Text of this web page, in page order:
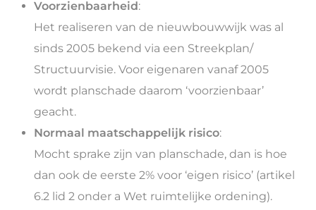
Voorzienbaarheid:
Het realiseren van de nieuwbouwwijk was al
sinds 2005 bekend via een Streekplan/
Structuurvisie. Voor eigenaren vanaf 2005
wordt planschade daarom ‘voorzienbaar’
geacht.
Normaal maatschappelijk risico:
Mocht sprake zijn van planschade, dan is hoe
dan ook de eerste 2% voor ‘eigen risico’ (artikel
6.2 lid 2 onder a Wet ruimtelijke ordening).